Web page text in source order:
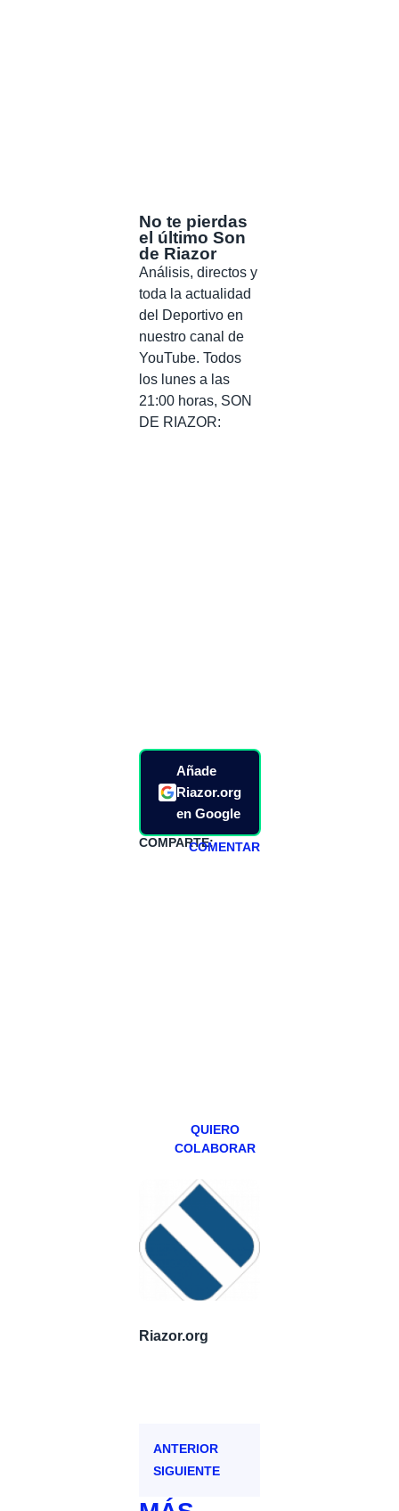
No te pierdas
el último Son
de Riazor
Análisis, directos y
toda la actualidad
del Deportivo en
nuestro canal de
YouTube. Todos
los lunes a las
21:00 horas, SON
DE RIAZOR:
Añade
Riazor.org
en Google
COMPARTE:COMENTAR
QUIERO
COLABORAR
Riazor.org
ANTERIOR
SIGUIENTE